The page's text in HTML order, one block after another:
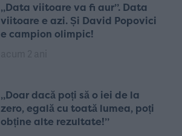
„Data viitoare va fi aur”. Data
viitoare e azi. Și David Popovici
e campion olimpic!
„Doar dacă poți să o iei de la
zero, egală cu toată lumea, poți
obține alte rezultate!”